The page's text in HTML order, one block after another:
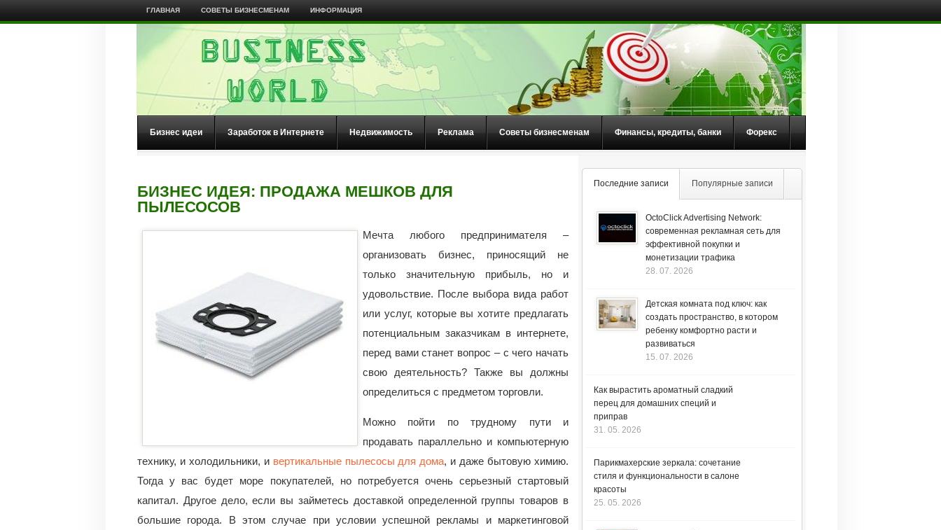
ГЛАВНАЯ СОВЕТЫ БИЗНЕСМЕНАМ ИНФОРМАЦИЯ
Бизнес идеи Заработок в Интернете Недвижимость Реклама Советы бизнесменам Финансы, кредиты, банки Форекс
БИЗНЕС ИДЕЯ: ПРОДАЖА МЕШКОВ ДЛЯ
ПЫЛЕСОСОВ
Мечта любого предпринимателя –
организовать бизнес, приносящий не
только значительную прибыль, но и
удовольствие. После выбора вида работ
или услуг, которые вы хотите предлагать
потенциальным заказчикам в интернете,
перед вами станет вопрос – с чего начать
свою деятельность? Также вы должны
определиться с предметом торговли.
Можно пойти по трудному пути и
продавать параллельно и компьютерную
технику, и холодильники, и вертикальные пылесосы для дома, и даже бытовую химию.
Тогда у вас будет море покупателей, но потребуется очень серьезный стартовый
капитал. Другое дело, если вы займетесь доставкой определенной группы товаров в
большие города. В этом случае при условии успешной рекламы и маркетинговой
Последние записи Популярные записи
OctoClick Advertising Network:
современная рекламная сеть для
эффективной покупки и
монетизации трафика
28. 07. 2026
Детская комната под ключ: как
создать пространство, в котором
ребенку комфортно расти и
развиваться
15. 07. 2026
Как вырастить ароматный сладкий
перец для домашних специй и
приправ
31. 05. 2026
Парикмахерские зеркала: сочетание
стиля и функциональности в салоне
красоты
25. 05. 2026